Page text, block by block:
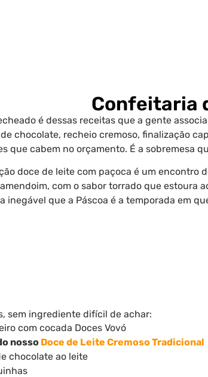
Confeitaria
é dessas receitas que a gente
chocolate, recheio cremoso, finalização
que cabem no orçamento. É a sobremesa
doce de leite com paçoca é um encontro
com o sabor torrado que estoura
inegável que a Páscoa é a temporada em
sem ingrediente difícil de achar:
com cocada Doces Vovó
nosso Doce de Leite Cremoso Tradicional
chocolate ao leite